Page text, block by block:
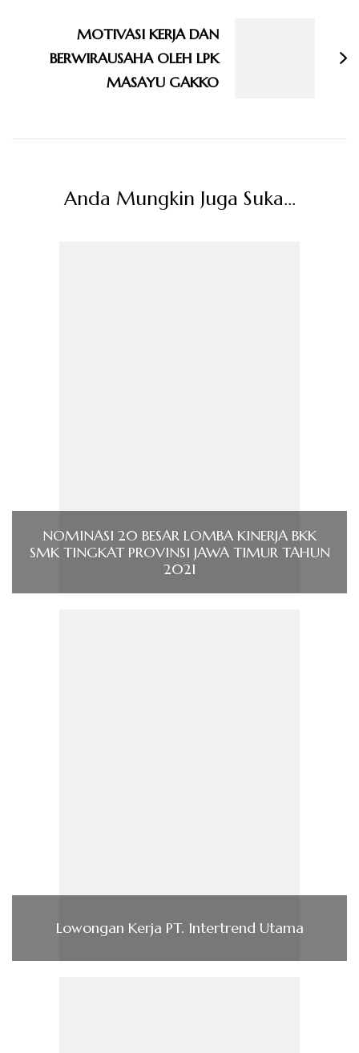
MOTIVASI KERJA DAN
BERWIRAUSAHA OLEH LPK
MASAYU GAKKO
Anda Mungkin Juga Suka...
NOMINASI 20 BESAR LOMBA KINERJA BKK
SMK TINGKAT PROVINSI JAWA TIMUR TAHUN
2021
Lowongan Kerja PT. Intertrend Utama